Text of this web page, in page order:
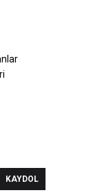
KAYDOL